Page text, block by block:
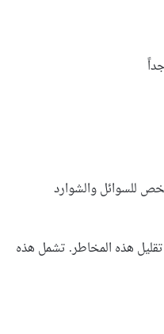
للسوائل والشوارد
هذه المخاطر. تشمل هذه